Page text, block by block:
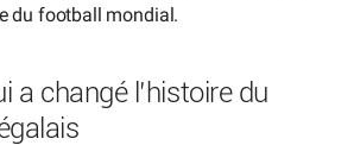
du football mondial.
a changé l’histoire du